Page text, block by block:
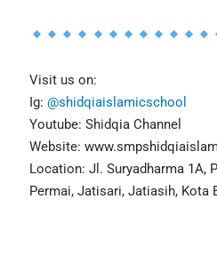
Visit us on:
Ig:@shidqiaislamicschool
Youtube: Shidqia Channel
Website:
Location: Jl. Suryadharma 1A,
Permai, Jatisari, Jatiasih, Kota